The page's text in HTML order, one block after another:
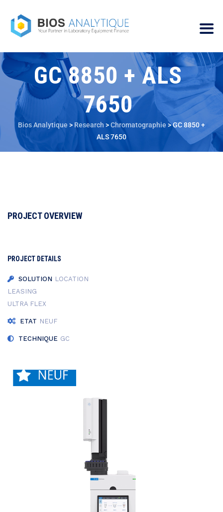
GC 8850 + ALS
7650
Bios Analytique > Research >Chromatographie >GC 8850 +
ALS 7650
PROJECT OVERVIEW
PROJECT DETAILS
SOLUTION LOCATION
LEASING
ULTRA FLEX
ETAT NEUF
TECHNIQUE GC